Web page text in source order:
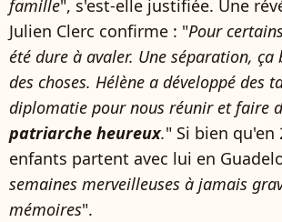
famille", s'est-elle justifiée. Une
Julien Clerc confirme : "Pour
été dure à avaler. Une séparation,
des choses. Hélène a développé des
diplomatie pour nous réunir et faire
patriarche heureux." Si bien qu'en
enfants partent avec lui en
semaines merveilleuses à jamais
mémoires".